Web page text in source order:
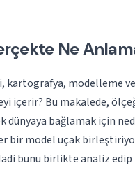
Ne
modelleme
içerir? Bu makalede,
dünyaya bağlamak için
bir model uçak
bunu birlikte analiz edip